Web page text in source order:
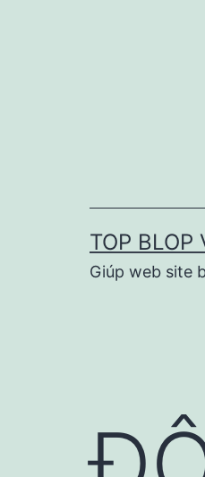
TOP BLOP
Giúp web site